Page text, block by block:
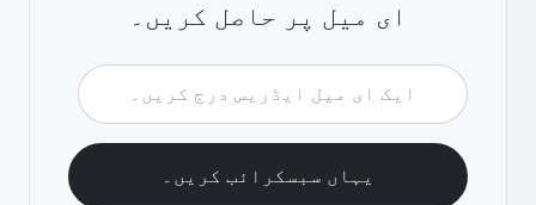
ای میل پر حاصل کریں۔